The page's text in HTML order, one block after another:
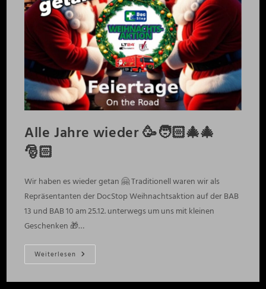
Alle Jahre wieder 🥳🧑🏻‍🎄🎄
🎅🏻
Wir haben es wieder getan 🤗 Traditionell waren wir als
Repräsentanten der DocStop Weihnachtsaktion auf der BAB
13 und BAB 10 am 25.12. unterwegs um uns mit kleinen
Geschenken 🎁…
Weiterlesen Alle
Jahre
🥳